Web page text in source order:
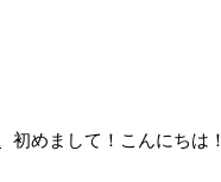
初めまして！こんにちは